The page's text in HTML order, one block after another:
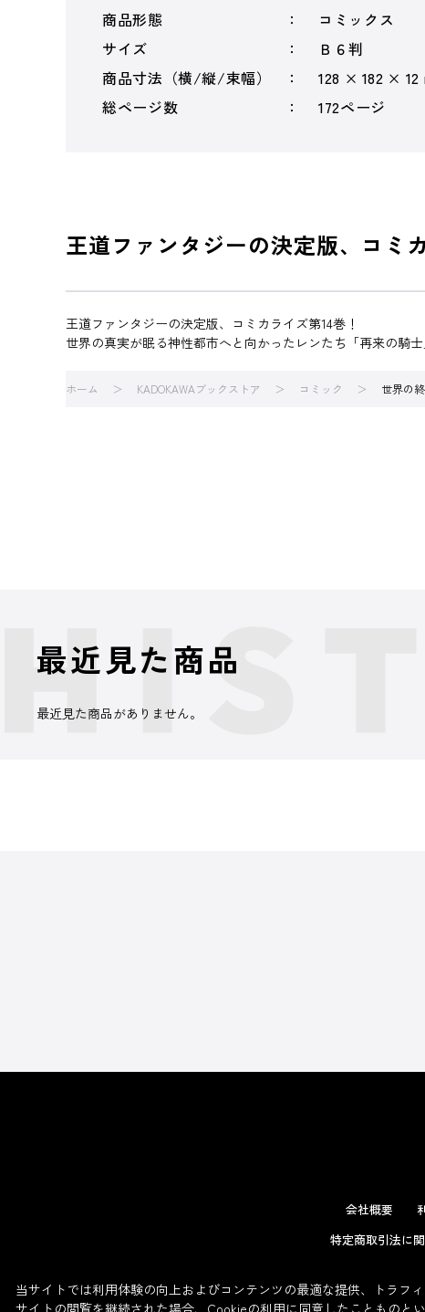
商品形態
コミックス
サイズ
Ｂ６判
商品寸法（横/縦/束幅）
128 × 182 × 12
総ページ数
172ページ
王道ファンタジーの決定版、コミ
王道ファンタジーの決定版、コミカライズ第14巻！
世界の真実が眠る神性都市へと向かったレンたち「再来の騎
ホーム KADOKAWAブックストア コミック 世界の
最近見た商品
最近見た商品がありません。
会社概要
特定商取引法に
当サイトでは利用体験の向上およびコンテンツの最適な提供、トラフ